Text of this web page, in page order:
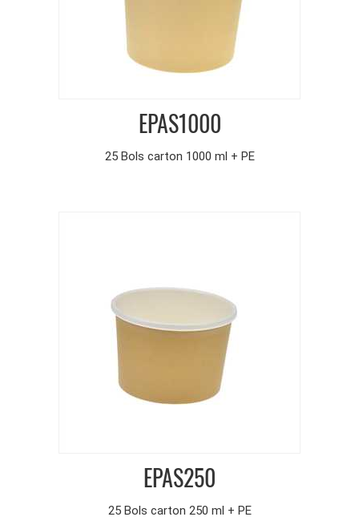
EPAS1000
25 Bols carton 1000 ml + PE
EPAS250
25 Bols carton 250 ml + PE